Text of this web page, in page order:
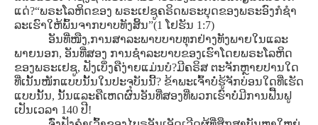
ແດ່?“ພຣະໂລຫິດຂອງ ພຣະເຢຊູຄຣິດພຣະບຸດຂອງພຣະອົງກໍຊໍາ
ລະເຮົາໃຫ້ພົ້ນຈາກບາບທັງສິ້ນ”(1 ໂຢຮັນ 1:7)
ອັນທີ່ໜືງ,ການສາລະພາບບາບທຸກຢ່າງທັງພາຍໃນແລະ
ພາຍນອກ, ອັນທີ່ສອງ ການຊໍາລະບາບຂອງເຮົາໂດຍພຣະໂລຫິດ
ຂອງພຣະເຢຊູ, ຟັງເບິ່ງຄືງ່າຍແມ່ນບໍ?ມີຄຣິສ ຕະຈັກຫຼາຍປານໃດ
ທີ່ເນັ້ນໜັກແບບນັ້ນໃນປະຈຸບັນນີ້? ຂ້າພະເຈົ້າບໍ່ຮູ້ຈັກບ່ອນໃດທີ່ເຮັດ
ແບບນັ້ນ, ນັ້ນແລະຄືເຫດຜົນອັນທີ່ສອງທີ່ພວກເຮົາບໍ່ມີການຟື້ນຟູ
ເປັນເວລາ 140 ປີ!